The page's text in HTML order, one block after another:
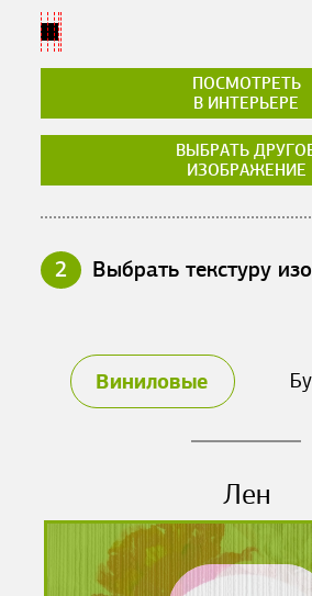
ПОСМОТРЕТЬ
В ИНТЕРЬЕРЕ
ВЫБРАТЬ
ИЗОБРАЖЕНИЕ
2 Выбрать текстуру
Виниловые
Лен